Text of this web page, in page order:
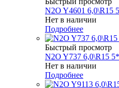
N2O Y4601 6,0\R15
Нет в наличии
Подробнее
Быстрый просмотр
N2O Y737 6,0\R15
Нет в наличии
Подробнее